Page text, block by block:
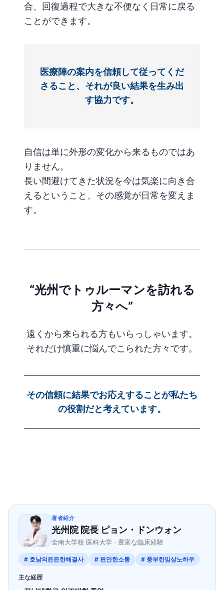
合、回復過程で大きな不便なく日常に戻る
ことができます。
医療陣の案内を信頼して従ってくだ
さること、それが良い結果を生み出
す協力です。
自信は単に外形の変化から来るものではあ
りません。
長い間避けてきた状況を今は気楽に向き合
えるということ、その感覚が日常を変えま
す。
“光州でトゥルーマンを訪れる
方々へ”
遠くから来られる方もいらっしゃいます。
それだけ慎重に悩んでこられた方々です。
その信頼に結果でお応えすることが私たち
の役割だと考えています。
著者紹介
光州院 院長 ピョン・ドンウォン
全南大学校 医科大学 · 豊富な臨床経験
# 호남의든든한해결사 # 편안한소통 # 풍부한임상노하우
主な経歴